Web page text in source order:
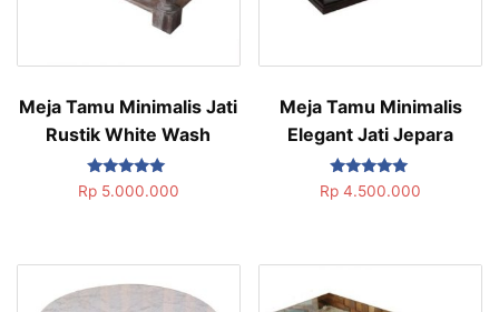
Meja Tamu Minimalis Jati
Rustik White Wash
Dinilai
5.00
Rp5.000.000
Meja Tamu Minimalis
Elegant Jati Jepara
Dinilai
5.00
Rp 4.500.000